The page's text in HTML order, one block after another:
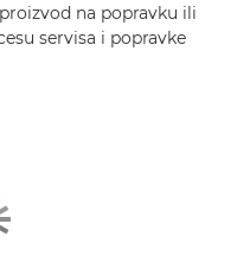
na popravku ili
servisa i popravke